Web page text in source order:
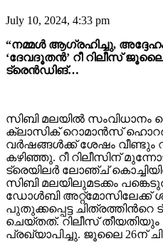
July 10, 2024, 4:33 pm
“നമ്മൾ ആഗ്രഹിച്ചു,
‘ദേവദൂതന്‍’ റീ റിലീസ്
ട്രെൻഡിങ്…
സിബി മലയിൽ
ക്ലാസിക് റൊമാൻസ് ഹൊറർ
വർഷങ്ങൾക്ക് ശേഷം വീണ്ടും
കഴിഞ്ഞു. റീ റിലീസിന്
ട്രെയിലർ ലോഞ്ച്
സിബി മലയിലുമടക്കം
ഡോള്‍ബി അറ്റ്മോസിലേക്ക്
പുതുക്കപ്പെട്ട
ചെയ്തത്. റിലീസ് തീയതിയും
പ്രഖ്യാപിച്ചു. ജൂലൈ 26ന്